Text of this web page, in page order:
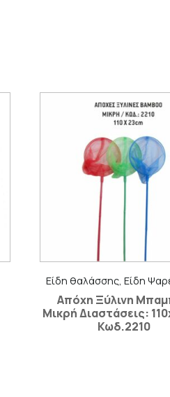
Είδη θαλάσσης, Είδη
Απόχη Ξύλινη
Μικρή Διαστάσεις:
Κωδ.2210